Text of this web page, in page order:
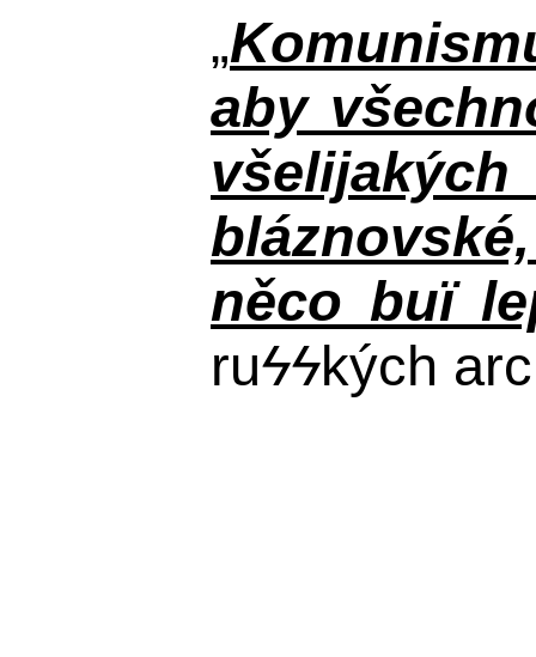
„
aby
něco buï
ruϟϟkých